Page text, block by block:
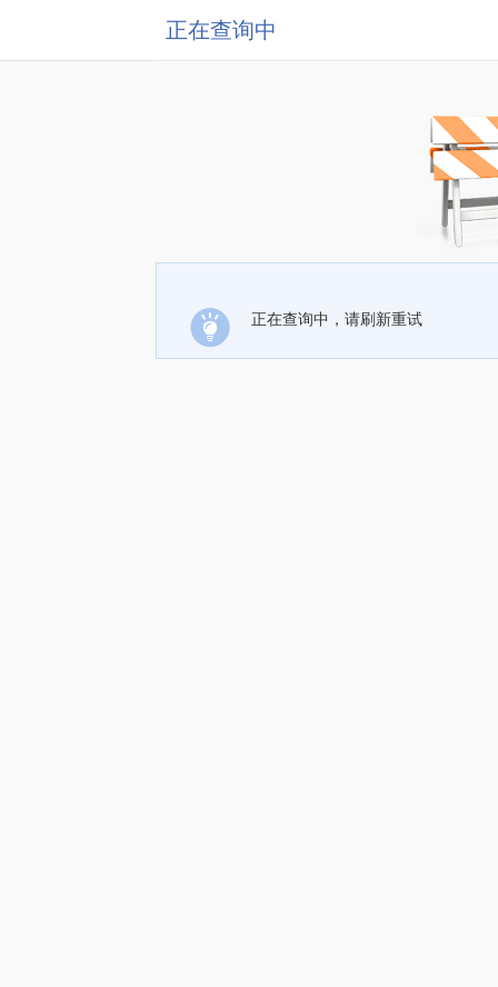
正在查询中
正在查询中，请刷新重试